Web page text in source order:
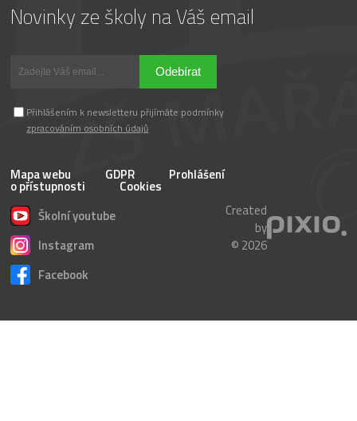
Novinky ze školy na Váš email
Odebírat
Přihlášením k newsletteru přijímáte podmínky
zpracováním osobních údajů
Mapa webu GDPR Prohlášení
o přístupnosti
Cookies
Školní youtube
Instagram
Facebook
Created
by
© 2026